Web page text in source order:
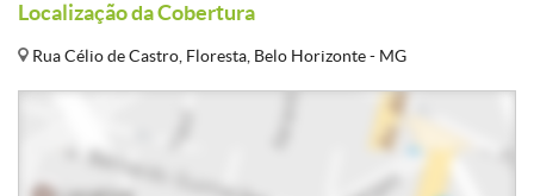
Localização da Cobertura
Rua Célio de Castro, Floresta, Belo Horizonte - MG